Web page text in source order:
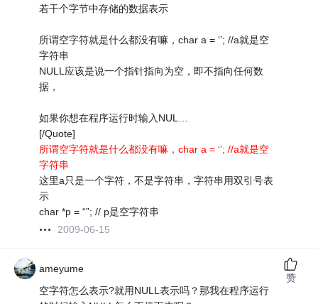
若干个字节中存储的数据表示
所谓空字符就是什么都没有嘛，char a = ‘’; //a就是空
字符串
NULL应该是说一个指针指向为空，即不指向任何数
据，
如果你想在程序运行时输入NUL…
[/Quote]
所谓空字符就是什么都没有嘛，char a = ‘’; //a就是空
字符串
这里a只是一个字符，不是字符串，字符串用双引号表
示
char *p = “”; // p是空字符串
2009-06-15
ameyume
空字符怎么表示?就用NULL表示吗？那我在程序运行
赞